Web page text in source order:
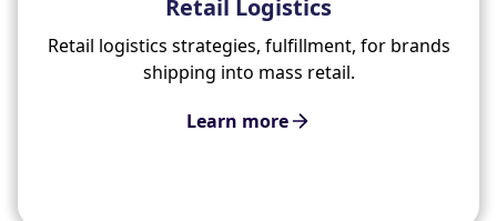
Retail Logistics
Retail logistics strategies, fulfillment, for brands
shipping into mass retail.
Learn more